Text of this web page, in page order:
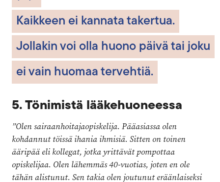
Kaikkeen ei kannata takertua.
Jollakin voi olla huono päivä tai joku
ei vain huomaa tervehtiä.
5. Tönimistä lääkehuoneessa
”Olen sairaanhoitajaopiskelija. Pääasiassa olen
kohdannut töissä ihania ihmisiä. Sitten on toinen
ääripää eli kollegat, jotka yrittävät pompottaa
opiskelijaa. Olen lähemmäs 40-vuotias, joten en ole
tähän alistunut. Sen takia olen joutunut eräänlaiseksi